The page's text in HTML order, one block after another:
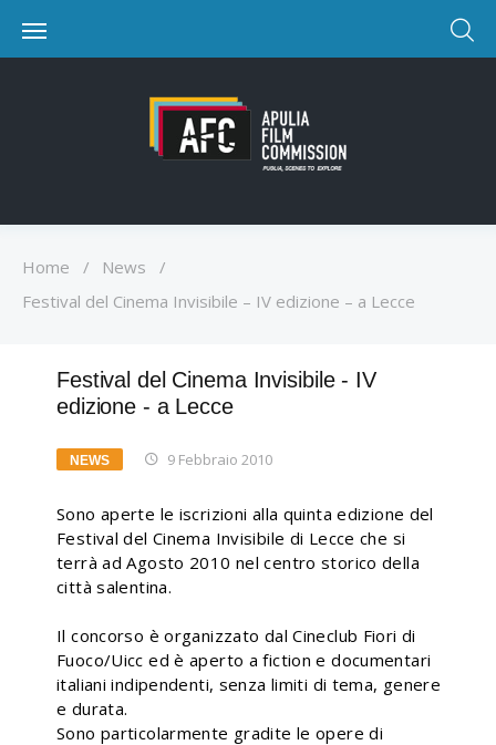
Home / News
/
Festival del Cinema Invisibile – IV edizione – a Lecce
Festival del Cinema Invisibile - IV
edizione - a Lecce
NEWS 9 Febbraio 2010
Sono aperte le iscrizioni alla quinta edizione del
Festival del Cinema Invisibile di Lecce che si
terrà ad Agosto 2010 nel centro storico della
città salentina.
Il concorso è organizzato dal Cineclub Fiori di
Fuoco/Uicc ed è aperto a fiction e documentari
italiani indipendenti, senza limiti di tema, genere
e durata.
Sono particolarmente gradite le opere di